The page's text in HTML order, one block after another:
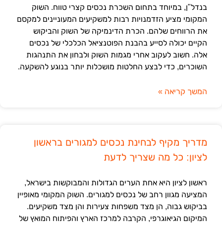
בנדל"ן, במיוחד בתחום השכרת נכסים קצרי טווח. השוק
המקומי מציע הזדמנויות רבות למשקיעים המעוניינים למקסם
את הרווחים שלהם. הכרת הדינמיקה של השוק והביקוש
הקיים יכולה לסייע בהבנת הפוטנציאל הכלכלי של נכסים
אלה. חשוב לעקוב אחרי מגמות השוק ולבחון את התנהגות
השוכרים, כדי לבצע החלטות מושכלות יותר בנוגע להשקעה.
המשך קריאה »
מדריך מקיף לבחינת נכסים למגורים בראשון
לציון: כל מה שצריך לדעת
ראשון לציון היא אחת הערים הגדולות והמבוקשות בישראל,
המציעה מגוון רחב של נכסים למגורים. השוק המקומי מאופיין
בביקוש גבוה, הן מצד משפחות צעירות והן מצד משקיעים.
המיקום הגיאוגרפי, הקרבה למרכז הארץ והפיתוח המואץ של